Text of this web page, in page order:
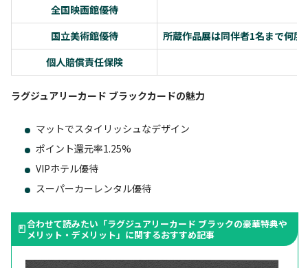
全国映画館優待
国立美術館優待
所蔵作品展は同伴者1名まで何
個人賠償責任保険
ラグジュアリーカード ブラックカードの魅力
マットでスタイリッシュなデザイン
ポイント還元率1.25%
VIPホテル優待
スーパーカーレンタル優待
合わせて読みたい「ラグジュアリーカード ブラックの豪華特典や
メリット・デメリット」に関するおすすめ記事